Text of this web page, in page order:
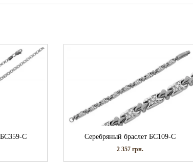
БС359-С Серебряный браслет БС109-С
2 357 грн.